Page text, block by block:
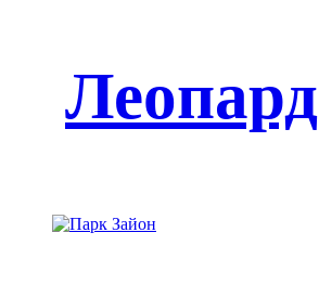
Леопард